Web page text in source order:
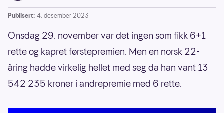
Publisert: 4. desember 2023
Onsdag 29. november var det ingen som fikk 6+1
rette og kapret førstepremien. Men en norsk 22-
åring hadde virkelig hellet med seg da han vant 13
542 235 kroner i andrepremie med 6 rette.